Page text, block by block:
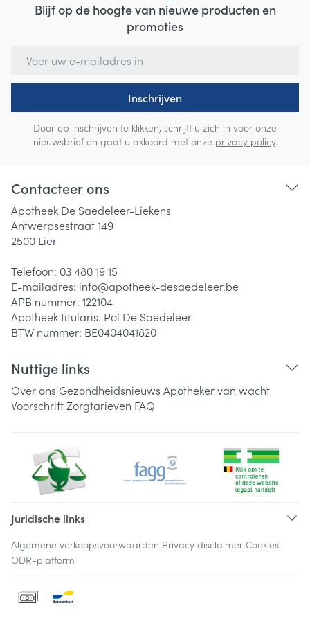
Blijf op de hoogte van nieuwe producten en
promoties
Inschrijven
Door op inschrijven te klikken, schrijft u zich in voor onze
nieuwsbrief en gaat u akkoord met onze privacy policy.
Contacteer ons
Apotheek De Saedeleer-Liekens
Antwerpsestraat 149
2500 Lier
Telefoon: 03 480 19 15
E-mailadres: info@apotheek-desaedeleer.be
APB nummer: 122104
Apotheek titularis: Pol De Saedeleer
BTW nummer: BE0404041820
Nuttige links
Over ons Gezondheidsnieuws Apotheker van wacht
VoorschriftZorgtarieven FAQ
Juridische links
Algemene verkoopsvoorwaarden Privacy disclaimer Cookies
ODR-platform